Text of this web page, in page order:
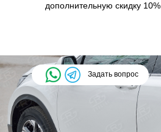
дополнительную скидку 10%.
Задать вопрос